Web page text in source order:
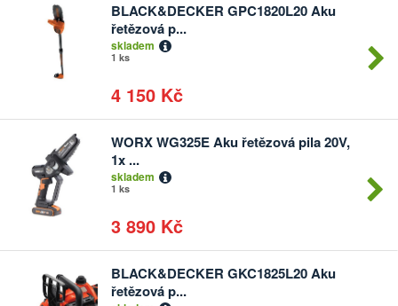
BLACK&DECKER GPC1820L20 Aku
řetězová p...
skladem
1 ks
4 150 Kč
Počet
kusů
WORX WG325E Aku řetězová pila 20V,
1x ...
skladem
1 ks
3 890 Kč
Počet
BLACK&DECKER GKC1825L20 Aku
řetězová p...Počet
kusů